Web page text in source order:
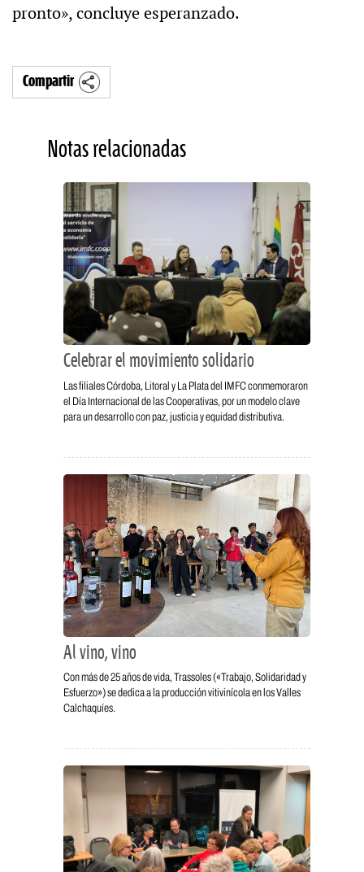
pronto», concluye esperanzado.
Compartir
Notas relacionadas
Celebrar el movimiento solidario
Las filiales Córdoba, Litoral y La Plata del IMFC conmemoraron
el Día Internacional de las Cooperativas, por un modelo clave
para un desarrollo con paz, justicia y equidad distributiva.
Al vino, vino
Con más de 25 años de vida, Trassoles («Trabajo, Solidaridad y
Esfuerzo») se dedica a la producción vitivinícola en los Valles
Calchaquíes.